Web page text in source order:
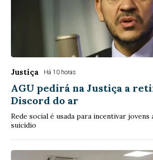
Justiça Há 10 horas
AGU pedirá na Justiça a
Discord do ar
Rede social é usada para incentivar jovens
suicídio